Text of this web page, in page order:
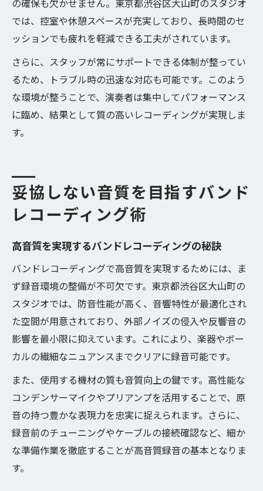
の確保も欠かせません。東京都渋谷区大山町のスタジオ
では、控室や休憩スペースが充実しており、長時間のセ
ッションでも疲れを軽減できる工夫がされています。
さらに、スタッフが常にサポートできる体制が整ってい
るため、トラブル時の迅速な対応も可能です。このよう
な環境が整うことで、演奏者は集中してパフォーマンス
に臨め、結果として質の高いレコーディングが実現しま
す。
妥協しない音質を目指すバンド
レコーディング術
高音質を実現するバンドレコーディングの秘訣
バンドレコーディングで高音質を実現するためには、ま
ず録音環境の整備が不可欠です。東京都渋谷区大山町の
スタジオでは、防音性能が高く、音響特性が最適化され
た空間が用意されており、外部ノイズの侵入や反響音の
影響を最小限に抑えています。これにより、楽器やボー
カルの繊細なニュアンスまでクリアに録音可能です。
また、使用する機材の質も音質向上の鍵です。高性能な
コンデンサーマイクやプリアンプを活用することで、原
音の持つ豊かな表現力を忠実に捉えられます。さらに、
録音前のチューニングやケーブルの接続確認など、細か
な準備作業を徹底することが高音質録音の基本となりま
す。